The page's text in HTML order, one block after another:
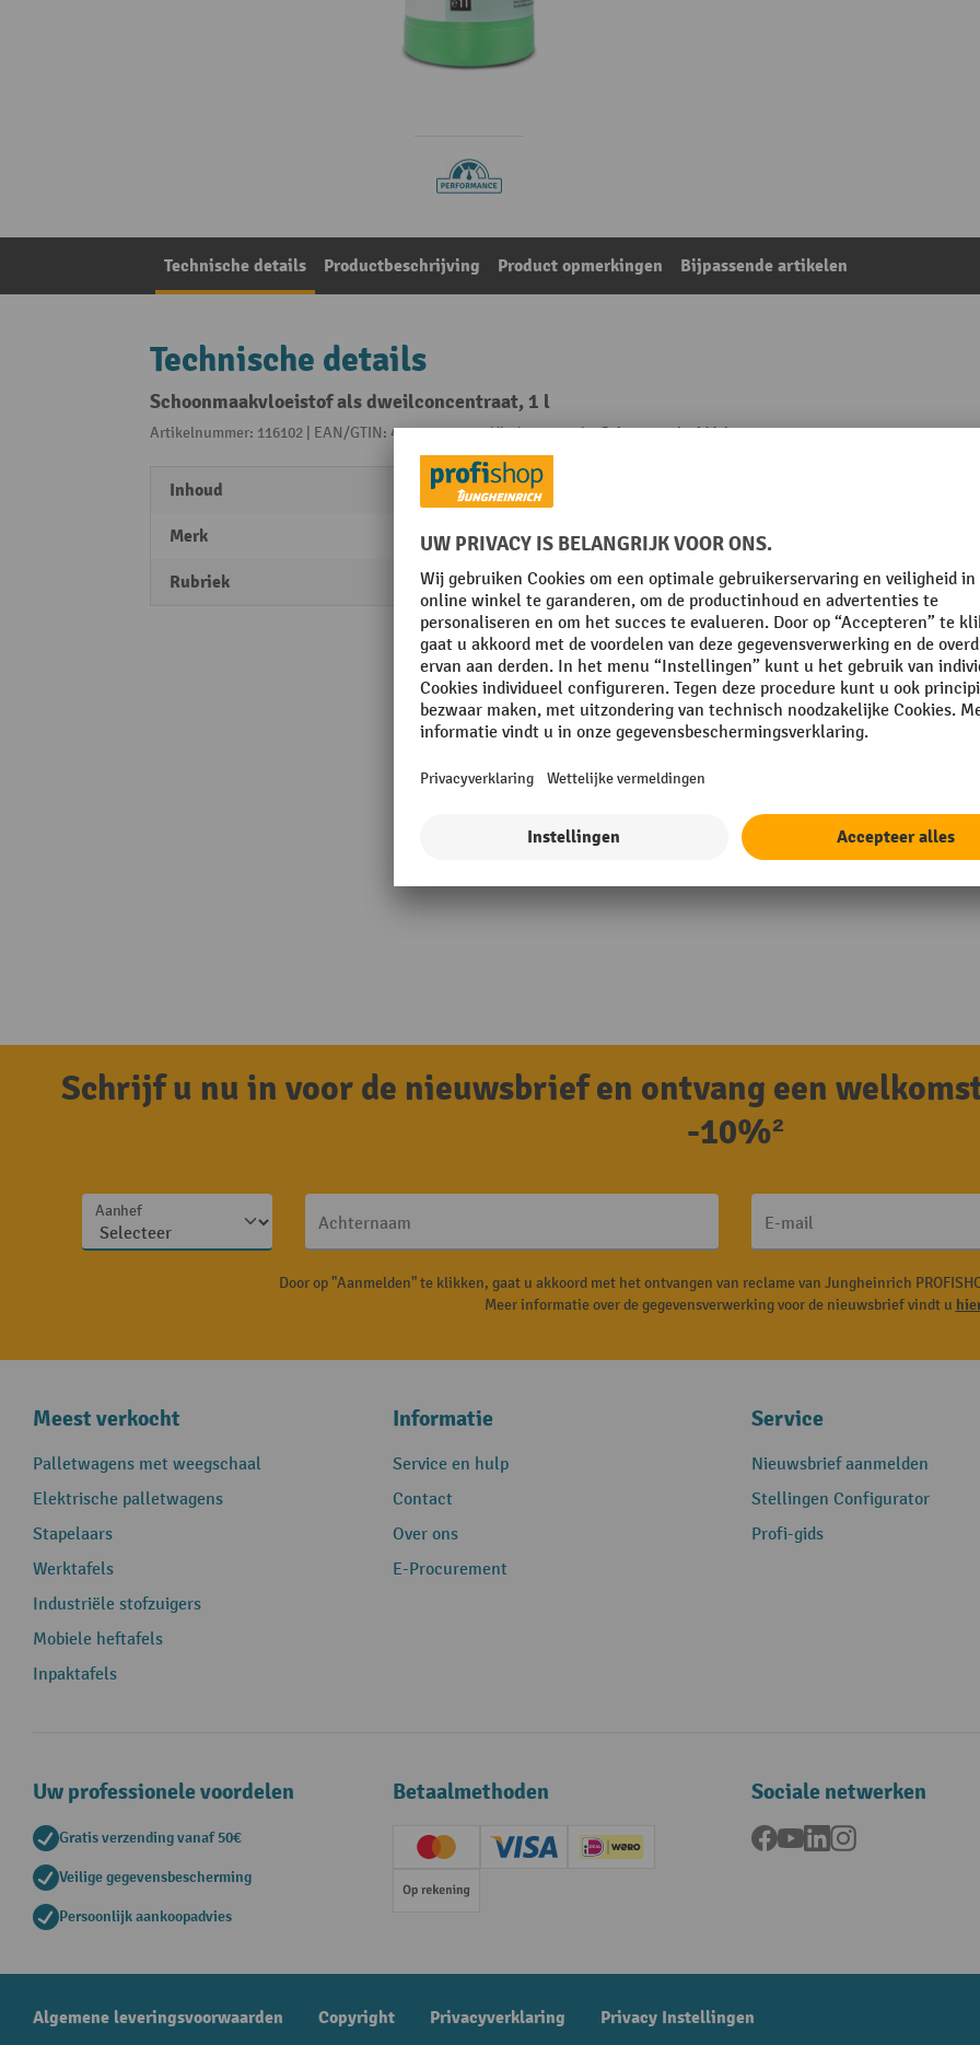
Technische details Productbeschrijving Product opmerkingen Bijpassende artikelen
Technische details
Schoonmaakvloeistof als dweilconcentraat, 1 l
Artikelnummer: 116102 | EAN/GTIN: 4055091026626Uit de categorie:Schoonmaakmiddel
Inhoud 1 l
Merk Harema®
Rubriek Performance
pH-waarde
Schrijf u nu in voor de nieuwsbrief en ontvang een
-10%²
Aanhef
Achternaam E-mail
Door op "Aanmelden" te klikken, gaat u akkoord met het ontvangen van reclame van Jungheinrich
Meer informatie over de gegevensverwerking voor de nieuwsbrief vindt u
Meest verkocht
Palletwagens met weegschaal
Elektrische palletwagens
Stapelaars
Werktafels
Industriële stofzuigers
Mobiele heftafels
Inpaktafels
Informatie
Service en hulp
Contact
Over ons
E-Procurement
Service
Nieuwsbrief aanmelden
Stellingen Configurator
Profi-gids
Uw professionele voordelen
Gratis verzending vanaf 50€
Veilige gegevensbescherming
Persoonlijk aankoopadvies
Betaalmethoden
Creditcard (Master)Creditcard (Visa)iDEAL | Wero
Op rekening
Sociale netwerken
Facebook
YouTubeLinkedInInstagram
Algemene leveringsvoorwaarden Copyright Privacyverklaring Privacy Instellingen